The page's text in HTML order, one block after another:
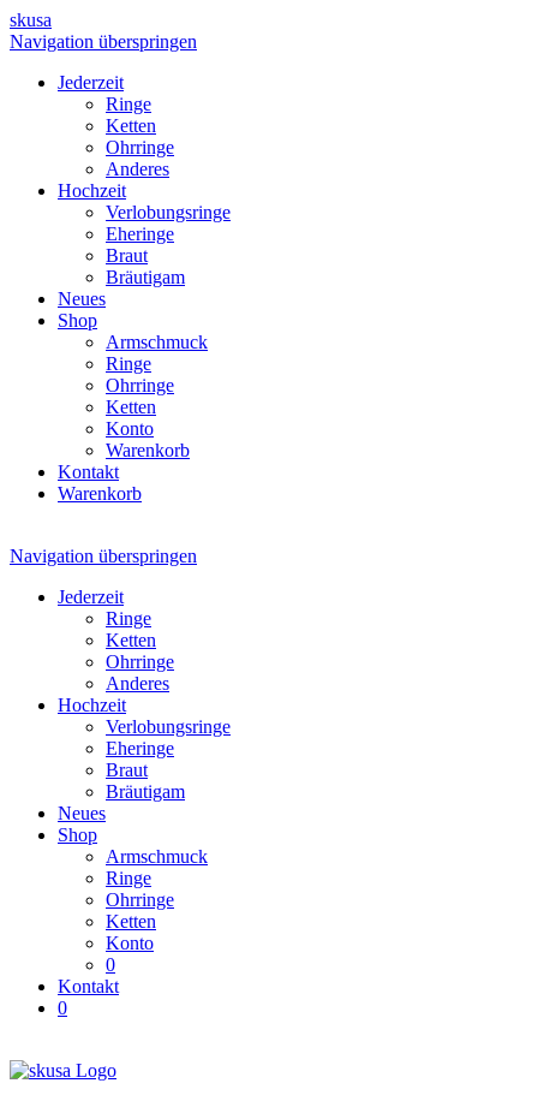
skusa
Navigation überspringen
Jederzeit
Ringe
Ketten
Ohrringe
Anderes
Hochzeit
Verlobungsringe
Eheringe
Braut
Bräutigam
Neues
Shop
Armschmuck
Ringe
Ohrringe
Ketten
Konto
Warenkorb
Kontakt
Warenkorb
Navigation überspringen
Jederzeit
Ringe
Ketten
Ohrringe
Anderes
Hochzeit
Verlobungsringe
Eheringe
Braut
Bräutigam
Neues
Shop
Armschmuck
Ringe
Ohrringe
Ketten
Konto
0
Kontakt
0